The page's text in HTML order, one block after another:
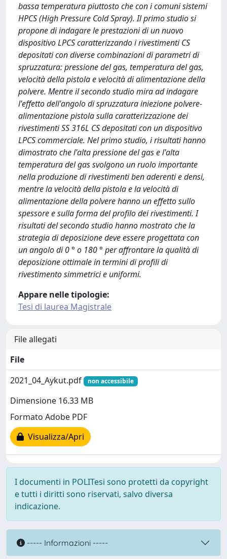
bassa temperatura piuttosto che con i comuni sistemi
HPCS (High Pressure Cold Spray). Il primo studio si
propone di indagare le prestazioni di un nuovo
dispositivo LPCS caratterizzando i rivestimenti CS
depositati con diverse combinazioni di parametri di
spruzzatura: pressione del gas, temperatura del gas,
velocità della pistola e velocità di alimentazione della
polvere. Mentre il secondo studio mira ad indagare
l'effetto dell'angolo di spruzzatura iniezione polvere-
alimentazione pistola sulla caratterizzazione dei
rivestimenti SS 316L CS depositati con un dispositivo
LPCS commerciale. Nel primo studio, i risultati hanno
dimostrato che l'alta pressione del gas e l'alta
temperatura del gas svolgono un ruolo importante
nella produzione di rivestimenti ben aderenti e densi,
mentre la velocità della pistola e la velocità di
alimentazione della polvere hanno un effetto sullo
spessore e sulla forma del profilo dei rivestimenti. I
risultati del secondo studio hanno mostrato che la
strategia di deposizione deve essere progettata con
un angolo di 0 ° o 180 ° per affrontare la qualità di
deposizione ottimale in termini di profili di
rivestimento simmetrici e uniformi.
Appare nelle tipologie:
Tesi di laurea Magistrale
File allegati
File
2021_04_Aykut.pdf
non accessibile
Dimensione 16.33 MB
Formato Adobe PDF
Visualizza/Apri
I documenti in POLITesi sono protetti da copyright
e tutti i diritti sono riservati, salvo diversa
indicazione.
----- Informazioni -----